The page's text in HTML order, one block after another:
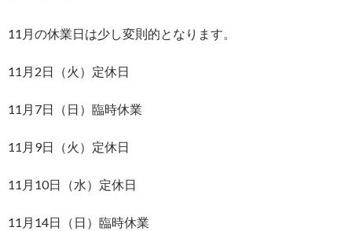
11月の休業日は少し変則的となります。
11月2日（火）定休日
11月7日（日）臨時休業
11月9日（火）定休日
11月10日（水）定休日
11月14日（日）臨時休業